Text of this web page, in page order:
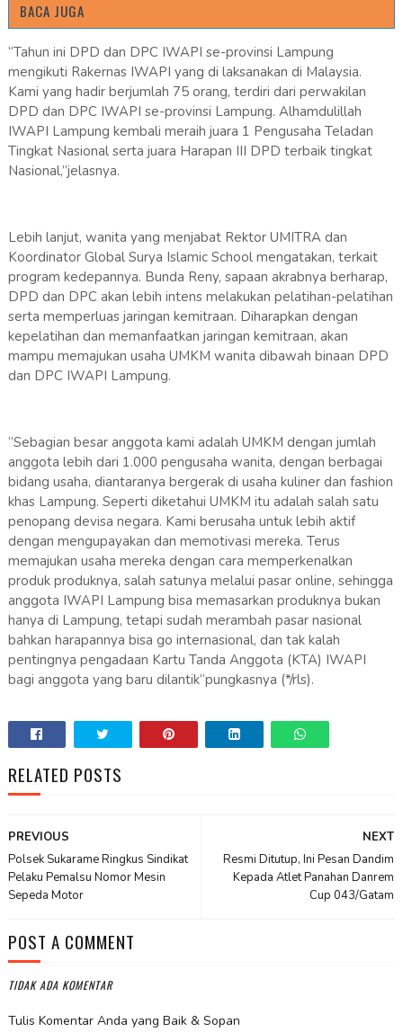
BACA JUGA
“Tahun ini DPD dan DPC IWAPI se-provinsi Lampung
mengikuti Rakernas IWAPI yang di laksanakan di Malaysia.
Kami yang hadir berjumlah 75 orang, terdiri dari perwakilan
DPD dan DPC IWAPI se-provinsi Lampung. Alhamdulillah
IWAPI Lampung kembali meraih juara 1 Pengusaha Teladan
Tingkat Nasional serta juara Harapan III DPD terbaik tingkat
Nasional,”jelasnya.
Lebih lanjut, wanita yang menjabat Rektor UMITRA dan
Koordinator Global Surya Islamic School mengatakan, terkait
program kedepannya. Bunda Reny, sapaan akrabnya berharap,
DPD dan DPC akan lebih intens melakukan pelatihan-pelatihan
serta memperluas jaringan kemitraan. Diharapkan dengan
kepelatihan dan memanfaatkan jaringan kemitraan, akan
mampu memajukan usaha UMKM wanita dibawah binaan DPD
dan DPC IWAPI Lampung.
“Sebagian besar anggota kami adalah UMKM dengan jumlah
anggota lebih dari 1.000 pengusaha wanita, dengan berbagai
bidang usaha, diantaranya bergerak di usaha kuliner dan fashion
khas Lampung. Seperti diketahui UMKM itu adalah salah satu
penopang devisa negara. Kami berusaha untuk lebih aktif
dengan mengupayakan dan memotivasi mereka. Terus
memajukan usaha mereka dengan cara memperkenalkan
produk produknya, salah satunya melalui pasar online, sehingga
anggota IWAPI Lampung bisa memasarkan produknya bukan
hanya di Lampung, tetapi sudah merambah pasar nasional
bahkan harapannya bisa go internasional, dan tak kalah
pentingnya pengadaan Kartu Tanda Anggota (KTA) IWAPI
bagi anggota yang baru dilantik“pungkasnya (*/rls).
RELATED POSTS
NEXT
Resmi Ditutup, Ini Pesan Dandim
Kepada Atlet Panahan Danrem
Cup 043/Gatam
PREVIOUS
Polsek Sukarame Ringkus Sindikat
Pelaku Pemalsu Nomor Mesin
Sepeda Motor
POST A COMMENT
TIDAK ADA KOMENTAR
Tulis Komentar Anda yang Baik & Sopan